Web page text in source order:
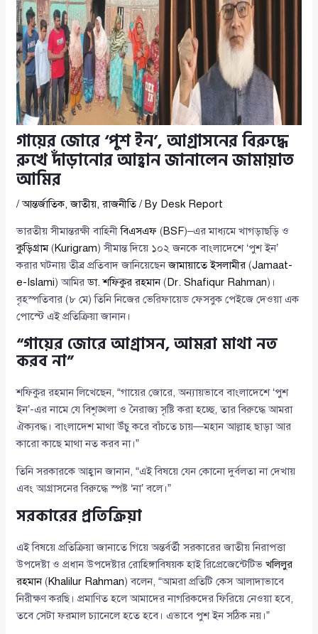
গায়ের জোরে ‘পুশ ইন’, আগ্রাসনের বিরুদ্ধে
রুখে দাঁড়ানোর আহ্বান জানালেন জামায়াত
আমির
/আন্তর্জাতিক,জাতীয়,রাজনীতি/ By Desk Report
ভারতীয় সীমান্তরক্ষী বাহিনীবিএসএফ (BSF)–এর মাধ্যমে খাগড়াছড়ি ও
কুড়িগ্রাম(Kurigram) সীমান্ত দিয়ে ১০২ জনকে বাংলাদেশে ‘পুশ ইন’
করার ঘটনায় তীব্র প্রতিবাদ জানিয়েছেনজামায়াতে ইসলামীর (Jamaat-
e-Islami) আমিরডা. শফিকুর রহমান( Dr. Shafiqur Rahman)।
বৃহস্পতিবার (৮ মে) তিনি নিজের ভেরিফায়েড ফেসবুক পেইজে দেওয়া এক
পোস্টে এই প্রতিক্রিয়া জানান।
“গায়ের জোরে আগ্রাসন, আমরা মাথা নত
করব না”
শফিকুর রহমান লিখেছেন, “গায়ের জোরে, অন্যায়ভাবে বাংলাদেশে ‘পুশ
ইন’-এর নামে যে বিশৃঙ্খলা ও নৈরাজ্য সৃষ্টি করা হচ্ছে, তার বিরুদ্ধে আমরা
ঐক্যবদ্ধ। বাংলাদেশ মাথা উঁচু করে বাঁচতে চায়—মহান আল্লাহ ছাড়া আর
কারো কাছে মাথা নত করব না।”
তিনি সরকারকে আহ্বান জানান, “এই বিষয়ে যেন কোনো দুর্বলতা না দেখায়
এবং আগ্রাসনের বিরুদ্ধে স্পষ্ট ‘না’ বলে।”
সরকারের প্রতিক্রিয়া
এই বিষয়ে প্রতিক্রিয়া জানাতে গিয়ে অন্তর্বর্তী সরকারের জাতীয় নিরাপত্তা
উপদেষ্টা ও প্রধান উপদেষ্টার রোহিঙ্গাবিষয়ক হাই রিপ্রেজেন্টেটিভখলিলুর
রহমান(Khalilur Rahman) বলেন, “আমরা প্রতিটি কেস আলাদাভাবে
নিরীক্ষণ করছি। প্রমাণিত হলে আমাদের নাগরিকদের ফিরিয়ে নেওয়া হবে,
তবে সেটা ফরমাল চ্যানেলে হতে হবে। এভাবে পুশ ইন সঠিক নয়।”